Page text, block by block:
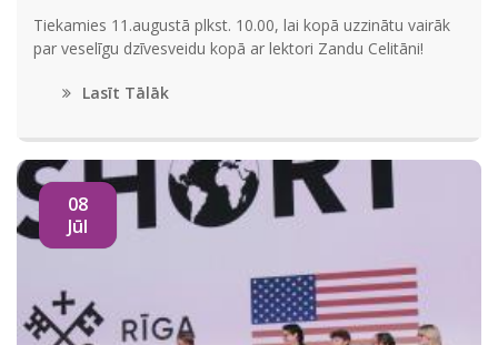
Tiekamies 11.augustā plkst. 10.00, lai kopā uzzinātu vairāk
par veselīgu dzīvesveidu kopā ar lektori Zandu Celitāni!
Lasīt Tālāk
08
Jūl